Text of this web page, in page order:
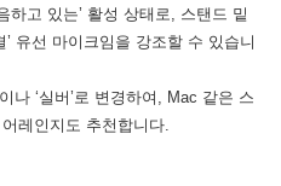
하고 있는’ 활성 상태로, 스탠드 밑
유선 마이크임을 강조할 수 있습니
나 ‘실버’로 변경하여, Mac 같은 스
레인지도 추천합니다.